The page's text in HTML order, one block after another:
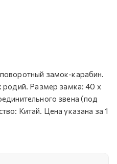
замок-карабин.
родий. Размер замка: 40 х
звена (под
Китай. Цена указана за 1